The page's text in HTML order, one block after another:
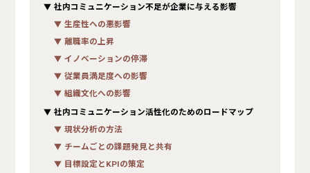
社内コミュニケーション不足が企業に与える影響
生産性への悪影響
離職率の上昇
イノベーションの停滞
従業員満足度への影響
組織文化への影響
社内コミュニケーション活性化のためのロードマップ
現状分析の方法
チームごとの課題発見と共有
目標設定とKPIの策定